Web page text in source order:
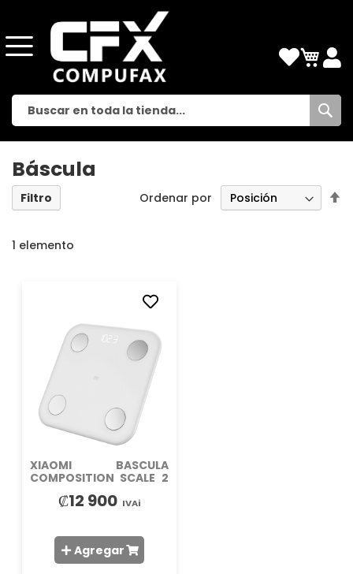
Báscula
1 elemento
Ordenar por
A
LA
LISTA
DE
DESEOS
XIAOMI BASCULA
COMPOSITION SCALE 2
₡12 900 IVAi
Agregar
Filtro